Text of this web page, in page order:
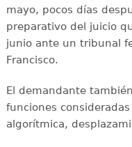
mayo, pocos días
preparativo del juicio
junio ante un tribunal
Francisco.
El demandante
funciones
algorítmica,